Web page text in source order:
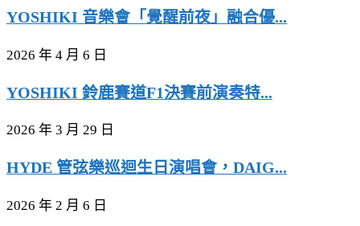
YOSHIKI 音樂會「覺醒前夜」融合優...
2026 年 4 月 6 日
YOSHIKI 鈴鹿賽道F1決賽前演奏特...
2026 年 3 月 29 日
HYDE 管弦樂巡迴生日演唱會，DAIG...
2026 年 2 月 6 日